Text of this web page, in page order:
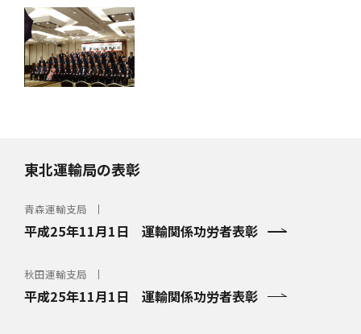
東北運輸局の表彰
青森運輸支局
平成25年11月1日 運輸関係功労者表彰
秋田運輸支局
平成25年11月1日 運輸関係功労者表彰